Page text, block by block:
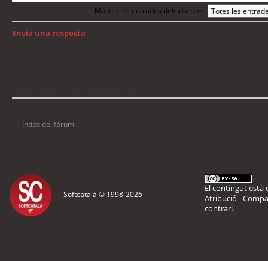
Mostra les entrades dels darrers:
Envia una resposta
Índex del fòrum
Softcatalà © 1998-2026
El contingut està
Atribució -
contrari.